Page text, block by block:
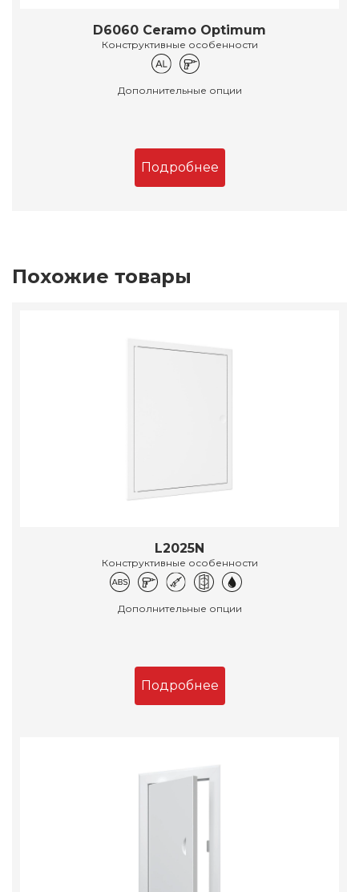
D6060 Ceramo Optimum
Конструктивные особенности
Дополнительные опции
Подробнее
Похожие товары
L2025N
Конструктивные особенности
Дополнительные опции
Подробнее